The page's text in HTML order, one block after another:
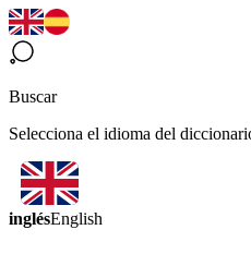
Buscar
Selecciona el idioma del
inglésEnglish